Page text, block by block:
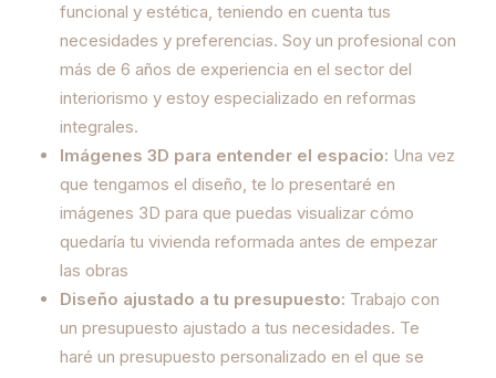
funcional y estética, teniendo en cuenta tus
necesidades y preferencias. Soy un profesional con
más de 6 años de experiencia en el sector del
interiorismo y estoy especializado en reformas
integrales.
Imágenes 3D para entender el espacio: Una vez
que tengamos el diseño, te lo presentaré en
imágenes 3D para que puedas visualizar cómo
quedaría tu vivienda reformada antes de empezar
las obras
Diseño ajustado a tu presupuesto: Trabajo con
un presupuesto ajustado a tus necesidades. Te
haré un presupuesto personalizado en el que se